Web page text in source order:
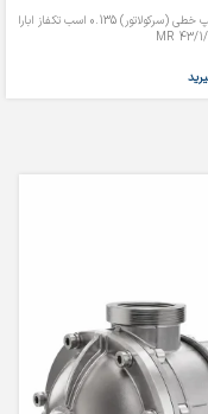
الکتروپمپ خطی (سرکولاتور) 0.135 اسب تکفاز ابارا